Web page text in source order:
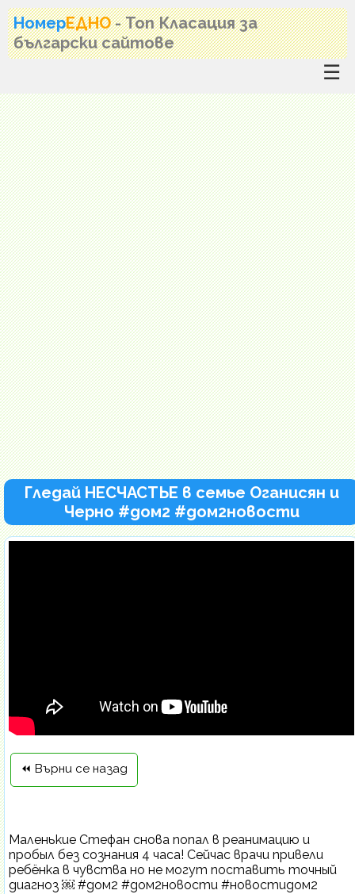
НомерЕДНО - Топ Класация за
български сайтове
☰
Гледай НЕСЧАСТЬЕ в семье Оганисян и
Черно #дом2 #дом2новости
⏪ Върни се назад
Маленькие Стефан снова попал в реанимацию и
пробыл без сознания 4 часа! Сейчас врачи привели
ребёнка в чувства но не могут поставить точный
диагноз ￼ #дом2 #дом2новости #новостидом2